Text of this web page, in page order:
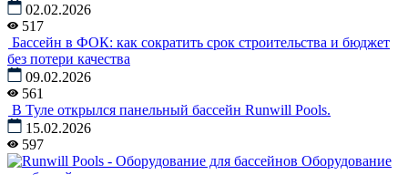
02.02.2026
517
Бассейн в ФОК: как сократить срок строительства и бюджет
без потери качества
09.02.2026
561
В Туле открылся панельный бассейн Runwill Pools.
15.02.2026
597
Оборудование